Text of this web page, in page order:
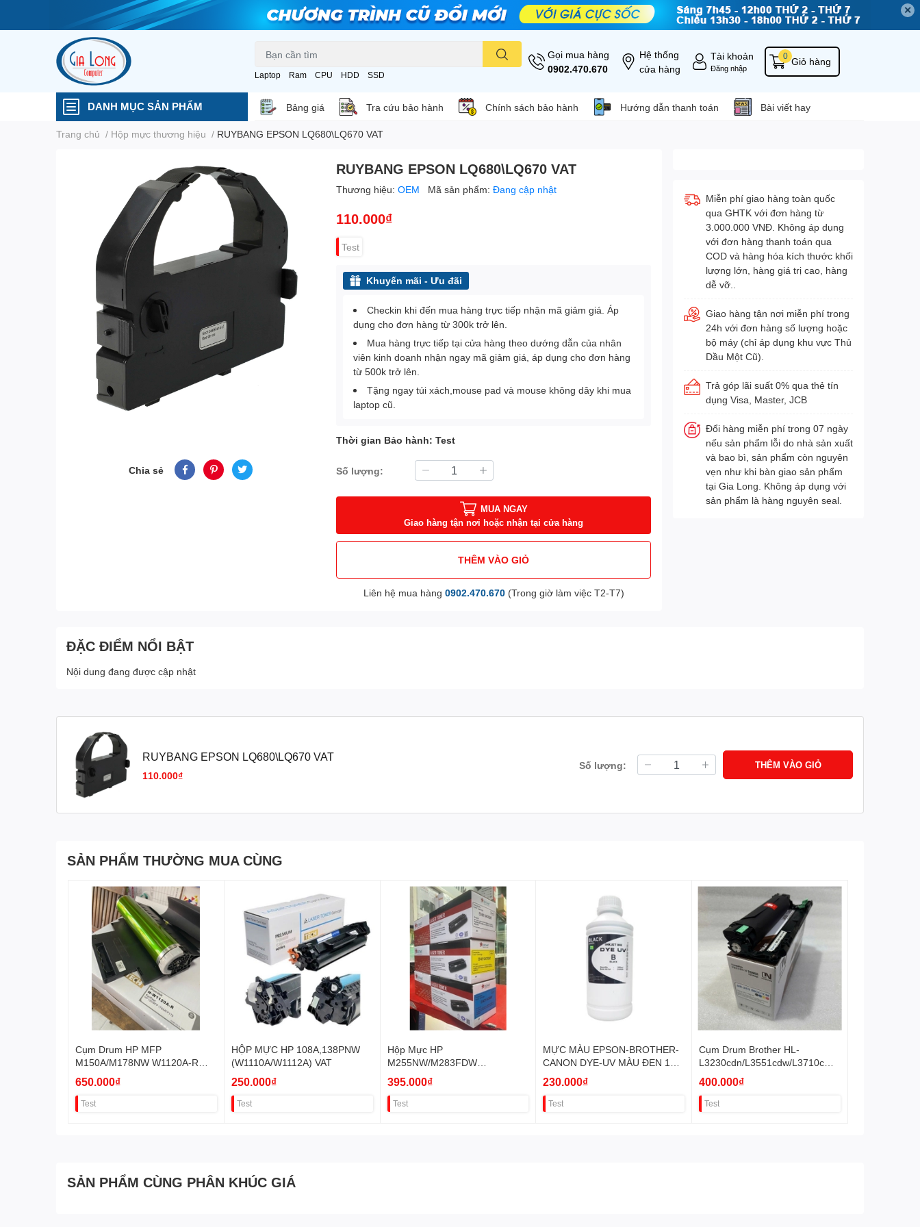
✕
Laptop Ram CPU HDD SSD
Gọi mua hàng
0902.470.670
Hệ thống
cửa hàng
Tài khoản
Đăng nhập
Giỏ hàng
0
DANH MỤC SẢN PHẨM Bảng giá Tra cứu bảo hành Chính sách bảo hành Hướng dẫn thanh toán Bài viết hay
Trang chủ / Hộp mực thương hiệu / RUYBANG EPSON LQ680\LQ670 VAT
Chia sẻ
RUYBANG EPSON LQ680\LQ670 VAT
Thương hiệu:OEM Mã sản phẩm:Đang cập nhật
110.000₫
Test
Khuyến mãi - Ưu đãi
Checkin khi đến mua hàng trực tiếp nhận mã giảm giá. Áp
dụng cho đơn hàng từ 300k trở lên.
Mua hàng trực tiếp tại cửa hàng theo dướng dẫn của nhân
viên kinh doanh nhận ngay mã giảm giá, áp dụng cho đơn hàng
từ 500k trở lên.
Tặng ngay túi xách,mouse pad và mouse không dây khi mua
laptop cũ.
Thời gian Bảo hành: Test
Số lượng:
MUA NGAY
Giao hàng tận nơi hoặc nhận tại cửa hàng
THÊM VÀO GIỎ
Liên hệ mua hàng 0902.470.670(Trong giờ làm việc T2-T7)
Miễn phí giao hàng toàn quốc
qua GHTK với đơn hàng từ
3.000.000 VNĐ. Không áp dụng
với đơn hàng thanh toán qua
COD và hàng hóa kích thước khối
lượng lớn, hàng giá trị cao, hàng
dễ vỡ..
Giao hàng tận nơi miễn phí trong
24h với đơn hàng số lượng hoặc
bộ máy (chỉ áp dụng khu vực Thủ
Dầu Một Cũ).
Trả góp lãi suất 0% qua thẻ tín
dụng Visa, Master, JCB
Đổi hàng miễn phí trong 07 ngày
nếu sản phẩm lỗi do nhà sản xuất
và bao bì, sản phẩm còn nguyên
vẹn như khi bàn giao sản phẩm
tại Gia Long. Không áp dụng với
sản phẩm là hàng nguyên seal.
ĐẶC ĐIỂM NỔI BẬT
Nội dung đang được cập nhật
RUYBANG EPSON LQ680\LQ670 VAT
110.000₫
Số lượng: THÊM VÀO GIỎ
SẢN PHẨM THƯỜNG MUA CÙNG
Cụm Drum HP MFP
M150A/M178NW W1120A-R
VAT
650.000₫
Test
HỘP MỰC HP 108A,138PNW
(W1110A/W1112A) VAT
250.000₫
Test
Hộp Mực HP
M255NW/M283FDW
W2110A/W2111A/W2112A/W211
3A CRG067BK CHIP 206A VAT
395.000₫
Test
MỰC MÀU EPSON-BROTHER-
CANON DYE-UV MÀU ĐEN 1
LÍT VAT
230.000₫
Test
Cụm Drum Brother HL-
L3230cdn/L3551cdw/L3710cw
DR263 VAT
400.000₫
Test
SẢN PHẨM CÙNG PHÂN KHÚC GIÁ